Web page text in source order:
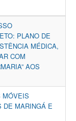
PLANO DE
MÉDICA,
COM
AOS
MÓVEIS
DE MARINGÁ E